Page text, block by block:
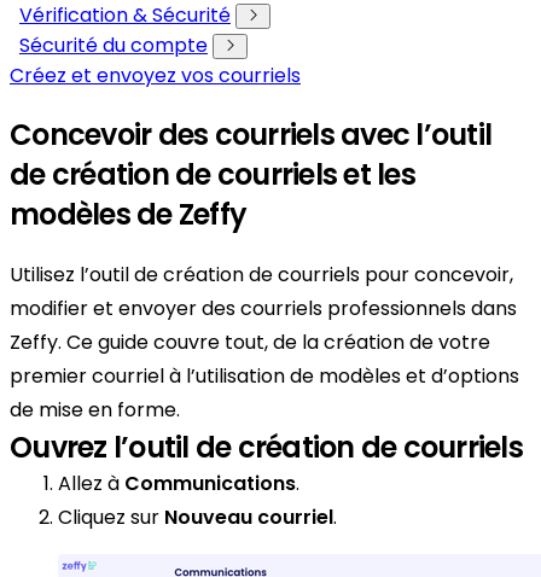
Vérification & Sécurité
Sécurité du compte
Créez et envoyez vos courriels
Concevoir des courriels avec l’outil
de création de courriels et les
modèles de Zeffy
Utilisez l’outil de création de courriels pour concevoir,
modifier et envoyer des courriels professionnels dans
Zeffy. Ce guide couvre tout, de la création de votre
premier courriel à l’utilisation de modèles et d’options
de mise en forme.
Ouvrez l’outil de création de courriels
Allez à Communications.
Cliquez sur Nouveau courriel.